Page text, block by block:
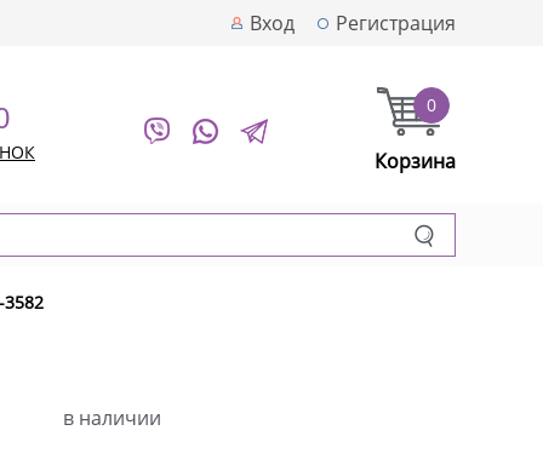
Вход Регистрация
0
Корзина
в наличии